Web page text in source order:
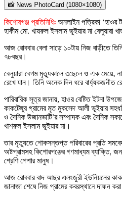
📸 News PhotoCard (1080×1080)
কিশোরগঞ্জ প্রতিনিধিঃ অনলাইন পত্রিকা ‘হাওর
হাকীম মো. খায়রুল ইসলাম ভূইয়ার মা বেলুয়ারা
আজ রোববার বেলা সাড়ে ১০টায় নিজ বাড়ীতে
৭৮বছর।
বেলুয়ারা বেগম মৃত্যুকালে ৩ছেলে ও এক মেয়ে,
রেখে যান। তিনি অনেক দিন ধরে বার্ধ্যকজনীত
পারিবারিক সূত্র জানায়, হাওর বেষ্টিত ইটনা
কাকটেঙ্গুর গ্রামের মৃত মুকসেদ আলী ভূইয়ার
ও দৈনিক উজানভাটি’র সম্পাদক এবং দৈনিক
খাশরুল ইসলাম ভূইয়ার মা।
তার মৃত্যুতে শোকসন্তপ্ত পরিবারের প্রতি
অষ্টগ্রামসহ কিশোরগঞ্জের গণমাধ্যম ব্যাক্তি,
শ্রেণি পেশার মানুষ।
আজ রোববার বাদ আছর এলংজুরী ইউনিয়নের
জানাজা শেষে নিজ গ্রামের কবরস্থানে দাফন